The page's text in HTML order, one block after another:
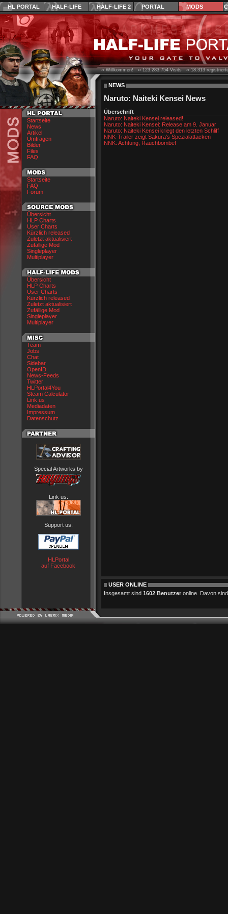
HL PORTAL HALF-LIFE HALF-LIFE 2 PORTAL MODS
Startseite
News
Artikel
Umfragen
Bilder
Files
FAQ
Startseite
FAQ
Forum
Übersicht
HLP Charts
User Charts
Kürzlich released
Zuletzt aktualisiert
Zufällige Mod
Singleplayer
Multiplayer
Übersicht
HLP Charts
User Charts
Kürzlich released
Zuletzt aktualisiert
Zufällige Mod
Singleplayer
Multiplayer
Team
Jobs
Chat
Sidebar
OpenID
News-Feeds
Twitter
HLPortal4You
Steam Calculator
Link us
Mediadaten
Impressum
Datenschutz
Special Artworks by
Link us:
Support us:
HLPortal
auf Facebook
›› Willkommen! ››123.283.754Visits ››18.313
NEWS
Naruto: Naiteki Kensei News
Überschrift
Naruto: Naiteki Kensei released!
Naruto: Naiteki Kensei: Release am 9. Januar
Naruto: Naiteki Kensei kriegt den letzten Schliff
NNK-Trailer zeigt Sakura's Spezialattacken
NNK: Achtung, Rauchbombe!
USER ONLINE
Insgesamt sind 1602 Benutzer online. Davon